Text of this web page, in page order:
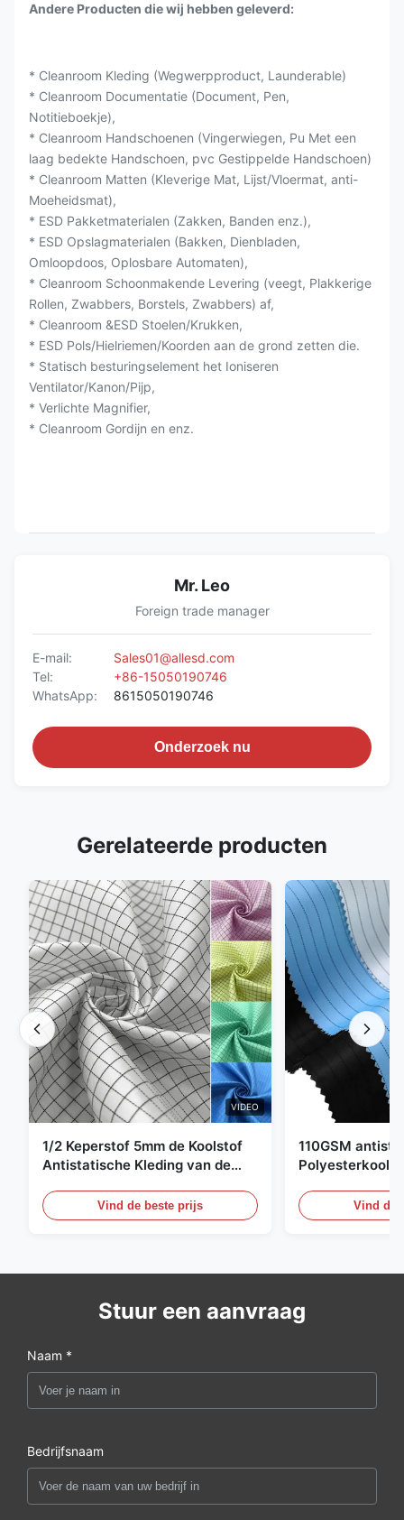
Andere Producten die wij hebben geleverd:
* Cleanroom Kleding (Wegwerpproduct, Launderable)
* Cleanroom Documentatie (Document, Pen,
Notitieboekje),
* Cleanroom Handschoenen (Vingerwiegen, Pu Met een
laag bedekte Handschoen, pvc Gestippelde Handschoen)
* Cleanroom Matten (Kleverige Mat, Lijst/Vloermat, anti-
Moeheidsmat),
* ESD Pakketmaterialen (Zakken, Banden enz.),
* ESD Opslagmaterialen (Bakken, Dienbladen,
Omloopdoos, Oplosbare Automaten),
* Cleanroom Schoonmakende Levering (veegt, Plakkerige
Rollen, Zwabbers, Borstels, Zwabbers) af,
* Cleanroom &ESD Stoelen/Krukken,
* ESD Pols/Hielriemen/Koorden aan de grond zetten die.
* Statisch besturingselement het Ioniseren
Ventilator/Kanon/Pijp,
* Verlichte Magnifier,
* Cleanroom Gordijn en enz.
Mr. Leo
Foreign trade manager
E-mail:
Sales01@allesd.com
Tel:
+86-15050190746
WhatsApp:
8615050190746
Onderzoek nu
Gerelateerde producten
VIDEO
1/2 Keperstof 5mm de Koolstof
Antistatische Kleding van de
Vind de beste prijs
110GSM
Vind de
Stuur een aanvraag
Naam *
Bedrijfsnaam